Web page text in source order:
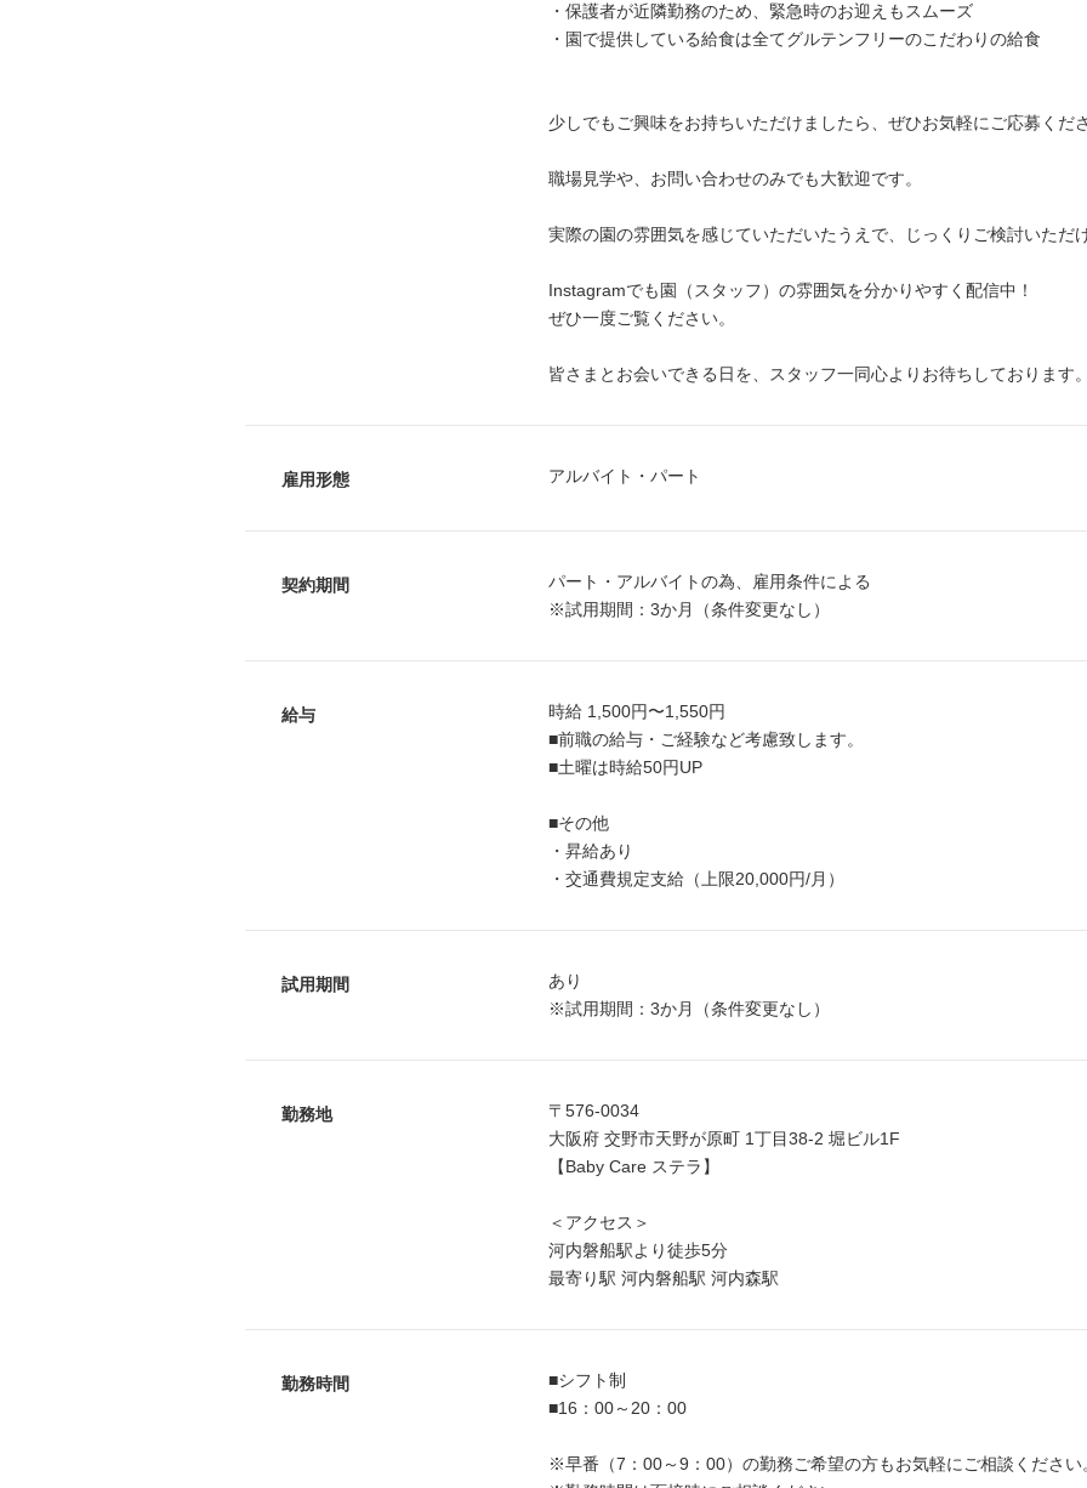
・保護者が近隣勤務のため、緊急時のお迎えもスムーズ
・園で提供している給食は全てグルテンフリーのこだわりの給食
少しでもご興味をお持ちいただけましたら、ぜひお気軽にご応募くださ
職場見学や、お問い合わせのみでも大歓迎です。
実際の園の雰囲気を感じていただいたうえで、じっくりご検討いただけ
Instagramでも園（スタッフ）の雰囲気を分かりやすく配信中！
ぜひ一度ご覧ください。
皆さまとお会いできる日を、スタッフ一同心よりお待ちしております。
雇用形態 アルバイト・パート
契約期間
パート・アルバイトの為、雇用条件による
※試用期間：3か月（条件変更なし）
給与
時給 1,500円〜1,550円
■前職の給与・ご経験など考慮致します。
■土曜は時給50円UP
■その他
・昇給あり
・交通費規定支給（上限20,000円/月）
試用期間
あり
※試用期間：3か月（条件変更なし）
勤務地
〒576-0034
大阪府 交野市天野が原町 1丁目38-2 堀ビル1F
【Baby Care ステラ】
＜アクセス＞
河内磐船駅より徒歩5分
最寄り駅 河内磐船駅 河内森駅
勤務時間
■シフト制
■16：00～20：00
※早番（7：00～9：00）の勤務ご希望の方もお気軽にご相談ください